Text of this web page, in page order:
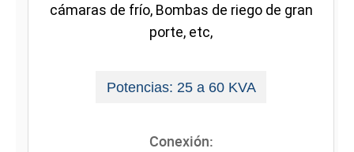
cámaras de frío, Bombas de riego de gran
porte, etc,
Potencias: 25 a 60 KVA
Conexión: